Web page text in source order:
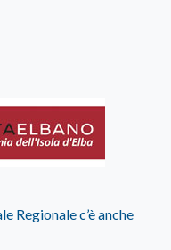
Regionale c’è anche